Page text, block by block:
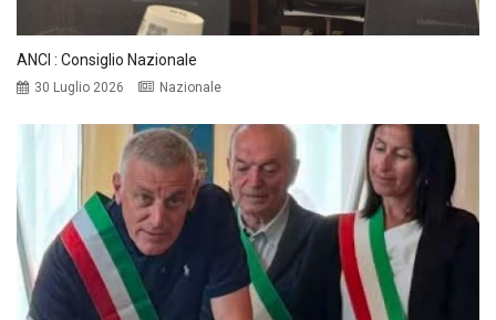
ANCI : Consiglio Nazionale
30 Luglio 2026 Nazionale